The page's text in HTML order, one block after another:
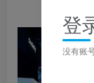
登
没有账